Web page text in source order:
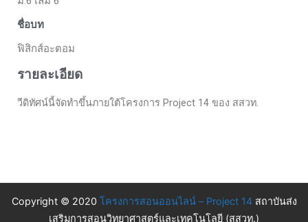
ชื่อบท
ฟิสิกส์อะตอม
รายละเอียด
วีดิทัศน์นี้จัดทำขึ้นภายใต้โครงการ Project 14 ของ สสวท.
Copyright © 2020 โครงการสอนออนไลน์ – Project 14สถาบันส่ง
เสริมการสอนวิทยาศาสตร์และเทคโนโลยี (สสวท.)